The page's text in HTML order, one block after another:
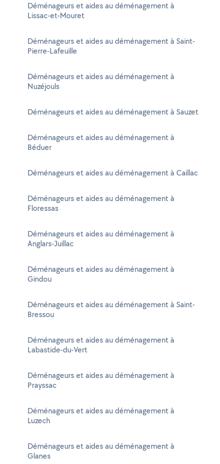
Déménageurs et aides au déménagement à
Lissac-et-Mouret
Déménageurs et aides au déménagement à Saint-
Pierre-Lafeuille
Déménageurs et aides au déménagement à
Nuzéjouls
Déménageurs et aides au déménagement à Sauzet
Déménageurs et aides au déménagement à
Béduer
Déménageurs et aides au déménagement à Caillac
Déménageurs et aides au déménagement à
Floressas
Déménageurs et aides au déménagement à
Anglars-Juillac
Déménageurs et aides au déménagement à
Gindou
Déménageurs et aides au déménagement à Saint-
Bressou
Déménageurs et aides au déménagement à
Labastide-du-Vert
Déménageurs et aides au déménagement à
Prayssac
Déménageurs et aides au déménagement à
Luzech
Déménageurs et aides au déménagement à
Glanes